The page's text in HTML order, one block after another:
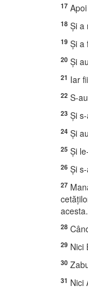
17
18 Şi a
19 Şi a
20 Şi
21 Iar
22 S-
23 Şi
24 Şi
25 Şi
26 Şi
27
acesta.
28
29 Nici
30
31 Nici